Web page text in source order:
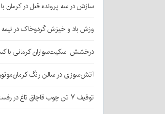
سازش در سه پرونده قتل در کرمان
وزش باد و خیزش گردوخاک در
درخشش اسکیت‌سواران کرمانی
آتش‌سوزی در سالن رنگ
توقیف ۷ تن چوب قاچاق تاغ در رفسنجان